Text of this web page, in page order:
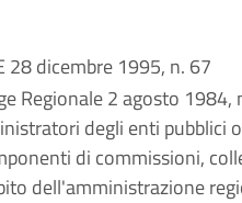
28 dicembre 1995, n. 67
Regionale 2 agosto
degli enti pubblici
di commissioni,
dell'amministrazione